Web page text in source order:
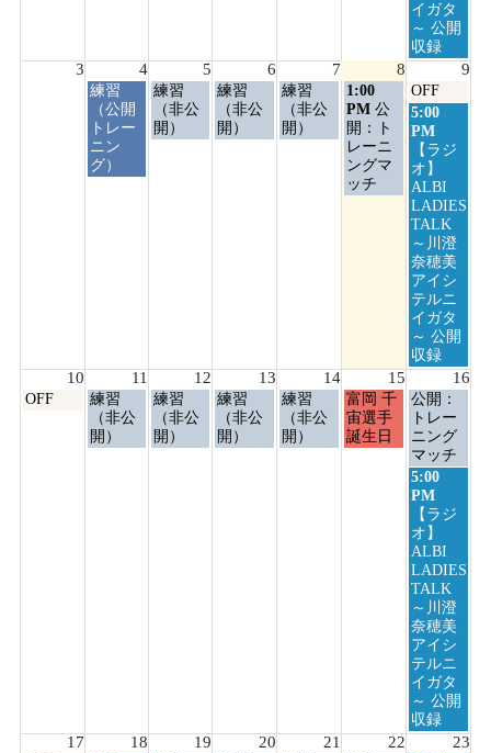
イガタ
～ 公開
収録
3 4 5 6 7 8 9
火
曜
日,
8
月
練習
（公開
トレー
ニン
グ）
水
曜
日,
練習
（非公
開）
木
曜
日,
練習
（非公
開）
金
曜
日,
練習
（非公
開）
土
曜
日,
8
月
8th
1:00
PM 公
開：ト
レーニ
ングマ
ッチ
日
曜
日,
月
9th
2026
OFF
日
曜
日,
8
月
9th
2026
5:00
PM
【ラジ
オ】
ALBI
LADIES
TALK
～川澄
奈穂美
アイシ
テルニ
イガタ
～ 公開
収録
10 11 12 13 14 15 16
月
OFF
火
曜
日,
練習
（非公
開）
水
曜
日,
練習
（非公
開）
木
曜
日,
練習
（非公
開）
金
曜
日,
練習
（非公
開）
土
曜
日,
富岡 千
宙選手
誕生日
日
曜
日,
8
月
16th
2026
公開：
トレー
ニング
マッチ
日
曜
日,
8
月
16th
2026
5:00
PM
【ラジ
オ】
ALBI
LADIES
TALK
～川澄
奈穂美
アイシ
テルニ
イガタ
～ 公開
収録
17 18 19 20 21 22 23